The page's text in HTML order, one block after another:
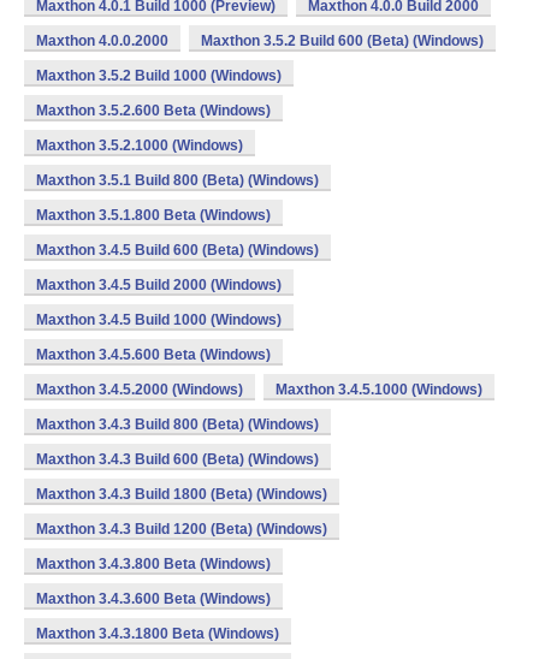
Maxthon 4.0.1 Build 1000 (Preview) Maxthon 4.0.0 Build 2000
Maxthon 4.0.0.2000 Maxthon 3.5.2 Build 600 (Beta) (Windows)
Maxthon 3.5.2 Build 1000 (Windows)
Maxthon 3.5.2.600 Beta (Windows)
Maxthon 3.5.2.1000 (Windows)
Maxthon 3.5.1 Build 800 (Beta) (Windows)
Maxthon 3.5.1.800 Beta (Windows)
Maxthon 3.4.5 Build 600 (Beta) (Windows)
Maxthon 3.4.5 Build 2000 (Windows)
Maxthon 3.4.5 Build 1000 (Windows)
Maxthon 3.4.5.600 Beta (Windows)
Maxthon 3.4.5.2000 (Windows) Maxthon 3.4.5.1000 (Windows)
Maxthon 3.4.3 Build 800 (Beta) (Windows)
Maxthon 3.4.3 Build 600 (Beta) (Windows)
Maxthon 3.4.3 Build 1800 (Beta) (Windows)
Maxthon 3.4.3 Build 1200 (Beta) (Windows)
Maxthon 3.4.3.800 Beta (Windows)
Maxthon 3.4.3.600 Beta (Windows)
Maxthon 3.4.3.1800 Beta (Windows)